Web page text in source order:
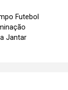
Futebol
Jantar